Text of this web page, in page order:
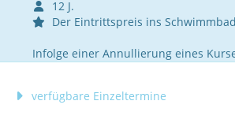
12 J.
Der Eintrittspreis ins
Infolge einer Annullierung eines
verfügbare Einzeltermine